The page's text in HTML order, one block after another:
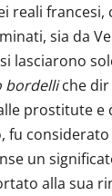
reali francesi,
sia da
lasciarono
bordelliche dir
prostitute e
fu
un
alla sua